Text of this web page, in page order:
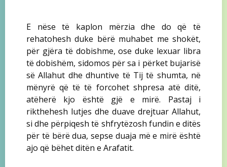
E nëse të kaplon mërzia dhe do që të
rehatohesh duke bërë muhabet me shokët,
për gjëra të dobishme, ose duke lexuar libra
të dobishëm, sidomos për sa i përket bujarisë
së Allahut dhe dhuntive të Tij të shumta, në
mënyrë që të të forcohet shpresa atë ditë,
atëherë kjo është gjë e mirë. Pastaj i
rikthehesh lutjes dhe duave drejtuar Allahut,
si dhe përpiqesh të shfrytëzosh fundin e ditës
për të bërë dua, sepse duaja më e mirë është
ajo që bëhet ditën e Arafatit.